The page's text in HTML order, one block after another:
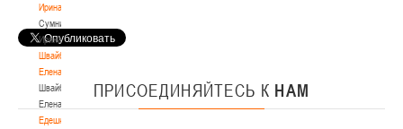
Ирина
Сумникова
Ирина
Швайбович
Елена
Швайбович
Елена
Едешко
ПРИСОЕДИНЯЙТЕСЬ К НАМ